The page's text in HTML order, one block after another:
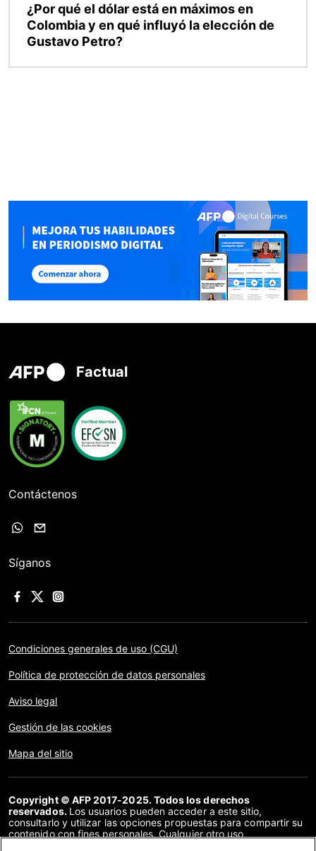
¿Por qué el dólar está en máximos en
Colombia y en qué influyó la elección de
Gustavo Petro?
Factual
Contáctenos
Síganos
Condiciones generales de uso (CGU)
Política de protección de datos personales
Aviso legal
Gestión de las cookies
Mapa del sitio
Copyright © AFP 2017-2025. Todos los derechos
reservados. Los usuarios pueden acceder a este sitio,
consultarlo y utilizar las opciones propuestas para compartir su
contenido con fines personales. Cualquier otro uso,